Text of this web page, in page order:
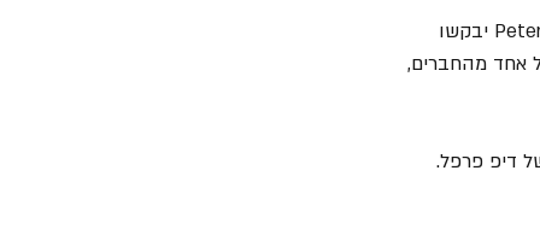
ו- Peter Criss יבקשו
אחד מהחברים,
דיפ פרפל.